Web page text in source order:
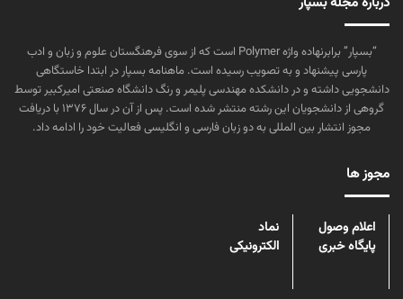
“بسپار” برابرنهاده واژه Polymer است که از سوی فرهنگستان علوم و زبان و ادب
پارسی پیشنهاد و به تصویب رسیده است. ماهنامه بسپار در ابتدا خاستگاهی
دانشجویی داشته و در دانشکده مهندسی پلیمر و رنگ دانشگاه صنعتی امیرکبیر توسط
گروهی از دانشجویان این رشته منتشر شده است. پس از آن در سال ۱۳۷۶ با دریافت
مجوز انتشار بین المللی به دو زبان فارسی و انگلیسی فعالیت خود را ادامه داد.
مجوز ها
اعلام وصول
پایگاه خبری
نماد
الکترونیکی